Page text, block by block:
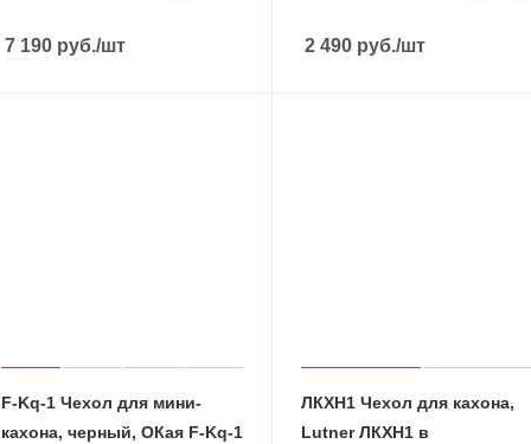
7 190 руб./шт 2 490 руб./шт
F-Kq-1 Чехол для мини-
кахона, черный, ОКая F-Kq-1
ЛКХН1 Чехол для кахона,
Lutner ЛКХН1 в